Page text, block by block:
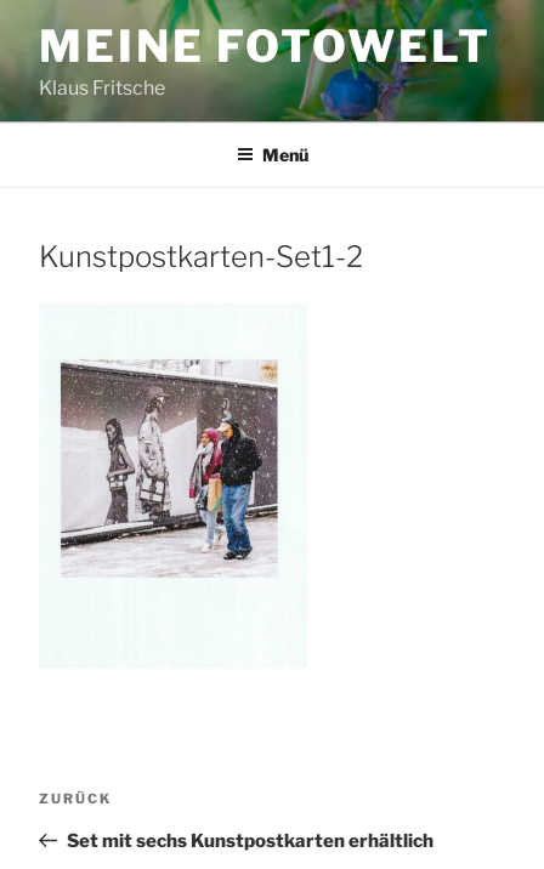
Inhalt
springenMEINE FOTOWELT
Klaus Fritsche
Menü
Kunstpostkarten-Set1-2
Vorheriger
ZURÜCK
Set mit sechs Kunstpostkarten erhältlich